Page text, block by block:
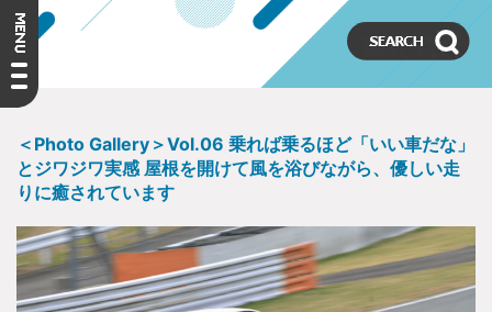
＜Photo Gallery＞Vol.06 乗れば乗るほど「いい車だな」
とジワジワ実感 屋根を開けて風を浴びながら、優しい走
りに癒されています